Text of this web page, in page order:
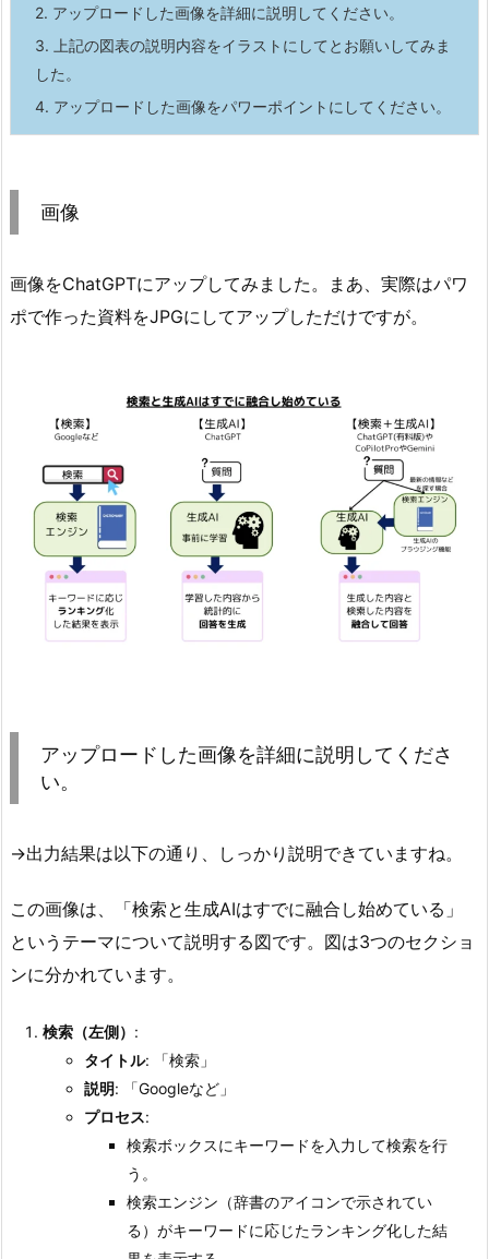
2. アップロードした画像を詳細に説明してください。
3. 上記の図表の説明内容をイラストにしてとお願いしてみま
した。
4. アップロードした画像をパワーポイントにしてください。
画像
画像をChatGPTにアップしてみました。まあ、実際はパワ
ポで作った資料をJPGにしてアップしただけですが。
アップロードした画像を詳細に説明してくださ
い。
→出力結果は以下の通り、しっかり説明できていますね。
この画像は、「検索と生成AIはすでに融合し始めている」
というテーマについて説明する図です。図は3つのセクショ
ンに分かれています。
検索（左側） :
タイトル: 「検索」
説明: 「Googleなど」
プロセス:
検索ボックスにキーワードを入力して検索を行
う。
検索エンジン（辞書のアイコンで示されてい
る）がキーワードに応じたランキング化した結